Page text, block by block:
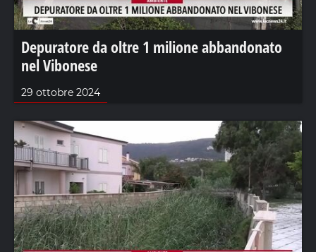
Depuratore da oltre 1 milione abbandonato
nel Vibonese
29 ottobre 2024